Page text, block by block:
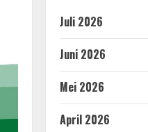
Juli 2026
Juni 2026
Mei 2026
April 2026